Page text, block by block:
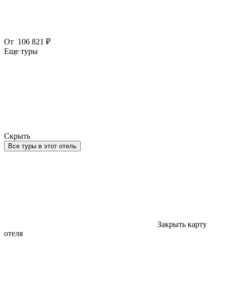
От 106 821 ₽
Еще туры
Скрыть
Все туры в этот отель
Закрыть карту
отеля